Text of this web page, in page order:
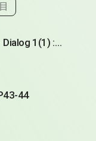
集
Ubung 3(2)、Ubung 4、Dialog 1(1) :Glossar
44